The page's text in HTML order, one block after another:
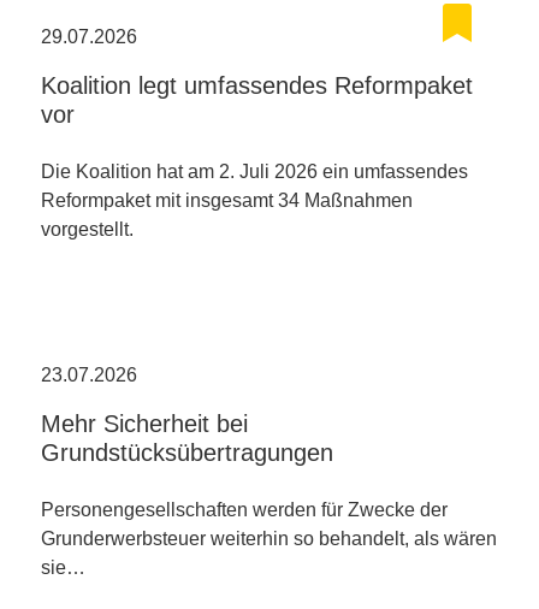
29.07.2026
Koalition legt umfassendes Reformpaket
vor
Die Koalition hat am 2. Juli 2026 ein umfassendes
Reformpaket mit insgesamt 34 Maßnahmen
vorgestellt.
23.07.2026
Mehr Sicherheit bei
Grundstücksübertragungen
Personengesellschaften werden für Zwecke der
Grunderwerbsteuer weiterhin so behandelt, als wären
sie…